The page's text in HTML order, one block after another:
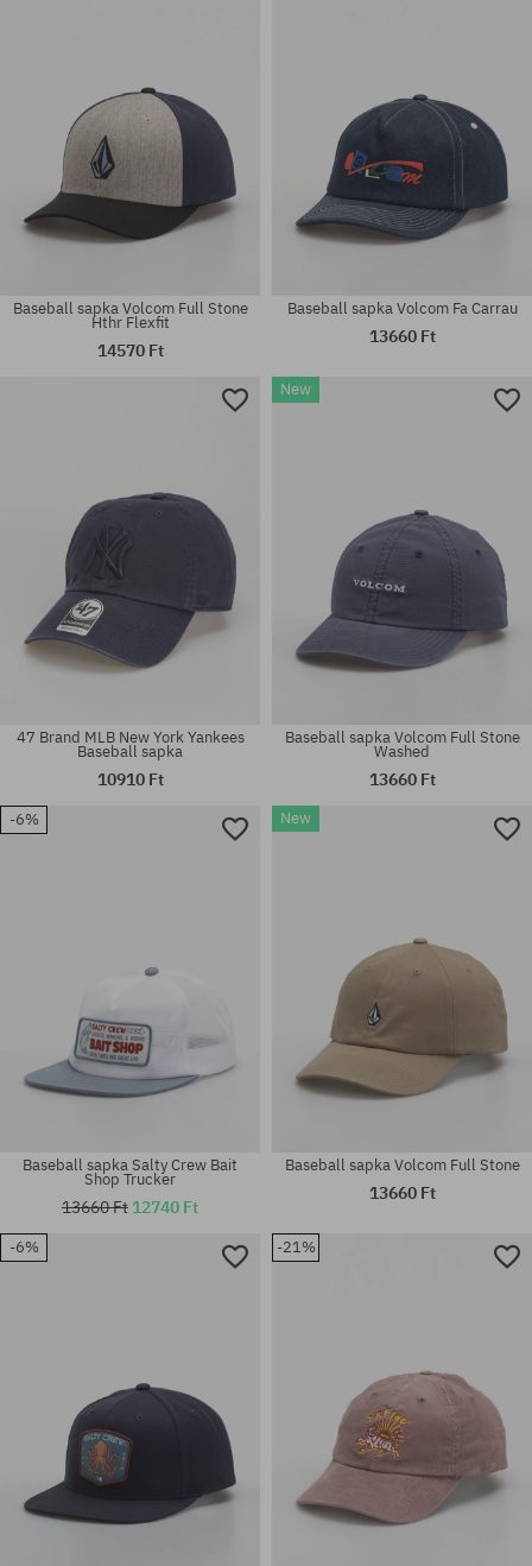
Elérhető méretek:
Baseball sapka Volcom Full Stone
Hthr Flexfit
14570 Ft
Baseball sapka Volcom Fa Carrau
13660 Ft
47 Brand MLB New York Yankees
Baseball sapka
10910 Ft
New
Baseball sapka Volcom Full Stone
Washed
13660 Ft
-6%
Baseball sapka Salty Crew Bait
Shop Trucker
13660 Ft 12740 Ft
New
Baseball sapka Volcom Full Stone
13660 Ft
-6% -21%